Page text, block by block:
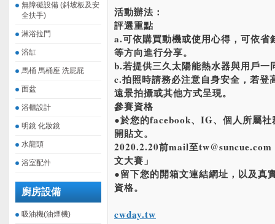
無障礙設備 (斜坡板及安
全扶手)
淋浴拉門
浴缸
馬桶 馬桶座 洗屁屁
面盆
浴櫃設計
明鏡 化妝鏡
水龍頭
浴室配件
廚房設備
吸油機(油煙機)
活動辦法：
評選重點
a.可依購買動機或使用心得，可依
等方向進行分享。
b.若提供三久太陽能熱水器與用戶一
c.拍照時請務必注意自身安全，若登
遠景拍攝或其他方式呈現。
參賽資格
●於您的facebook、IG、個人所屬
開貼文。
2020.2.20前mail至
文大賽」
●留下您的開箱文連結網址，以及真
資格。
cwday.tw